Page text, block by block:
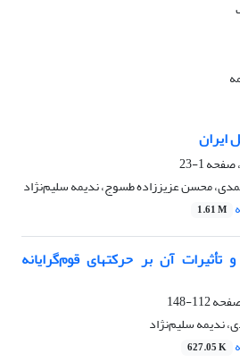
ایران
1-23
محسن عزیززاده طسوج، ندیمه سلیم‌نژاد
1.61 M
آن بر حرکتهای قوم‌گرایانه
112-148
ندیمه سلیم‌نژاد
627.05 K